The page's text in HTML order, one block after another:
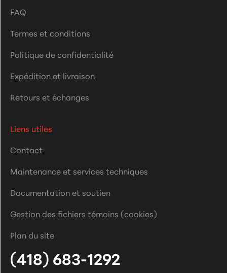
FAQ
Termes et conditions
Politique de confidentialité
Expédition et livraison
Retours et échanges
Liens utiles
Contact
Maintenance et services techniques
Documentation et soutien
Gestion des fichiers témoins (cookies)
Plan du site
(418) 683-1292